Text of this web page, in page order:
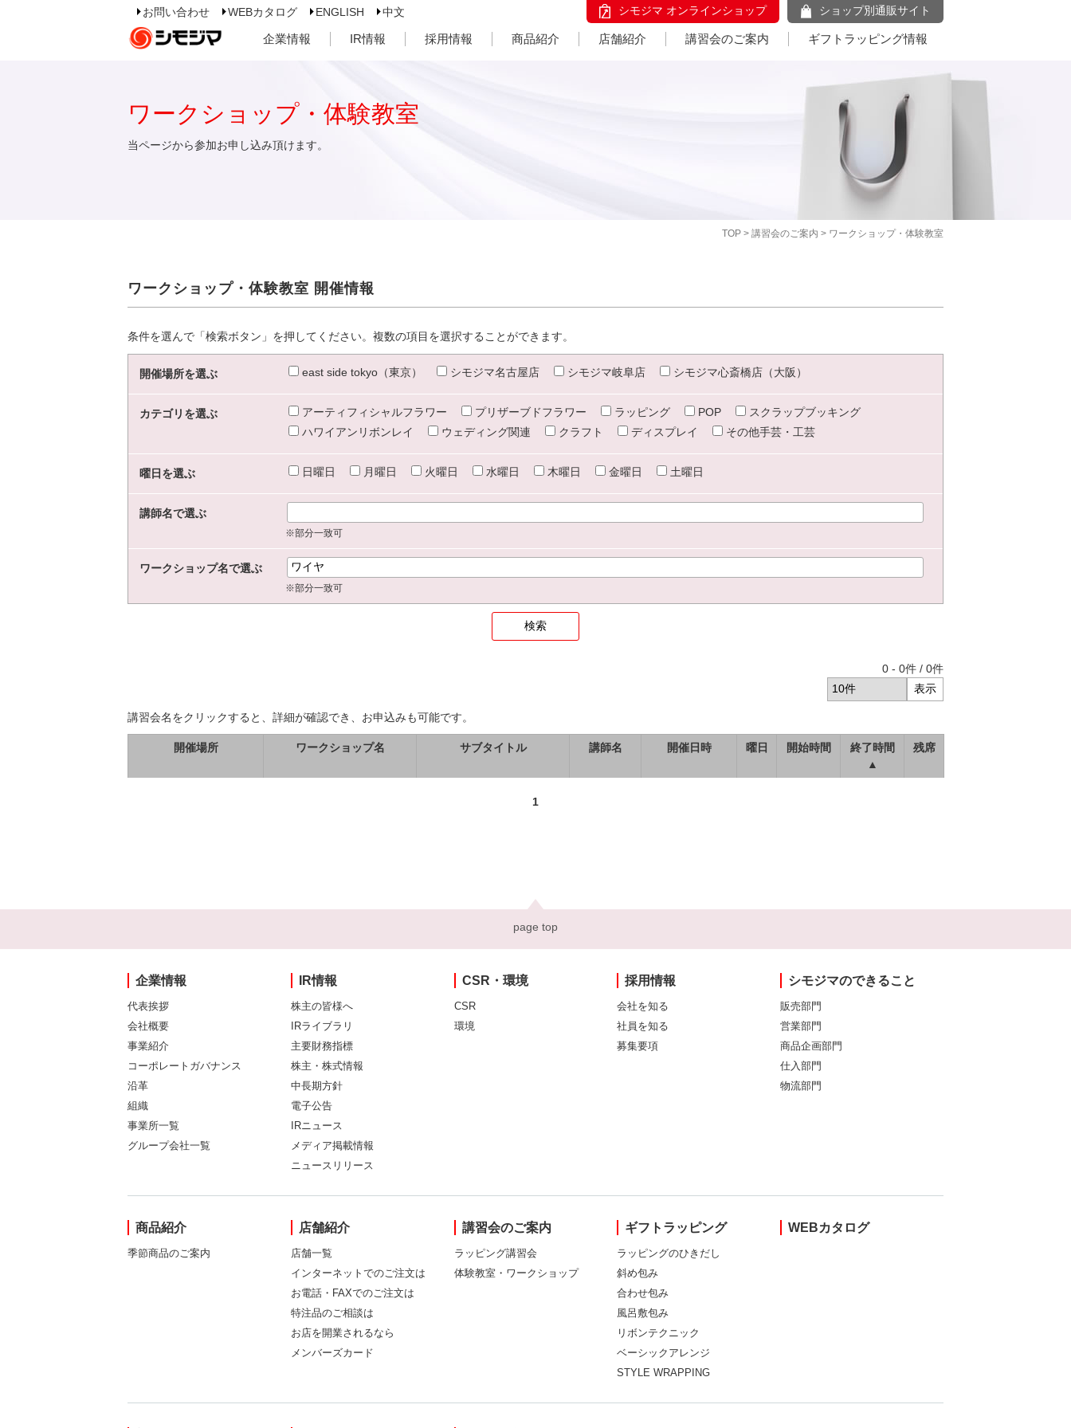
お問い合わせ WEBカタログ ENGLISH 中文 シモジマ オンラインショップ ショップ別通販サイト
企業情報 IR情報 採用情報 商品紹介 店舗紹介 講習会のご案内 ギフトラッピング情報
TOP > 講習会のご案内 > ワークショップ・体験教室
ワークショップ・体験教室
当ページから参加お申し込み頂けます。
ワークショップ・体験教室 開催情報
条件を選んで「検索ボタン」を押してください。複数の項目を選択することができます。
開催場所を選ぶ east side tokyo（東京） シモジマ名古屋店 シモジマ岐阜店 シモジマ心斎橋店（大阪）
カテゴリを選ぶ アーティフィシャルフラワー プリザーブドフラワー ラッピング POP
スクラップブッキング
ハワイアンリボンレイ
ウェディング関連 クラフト ディスプレイ その他手芸・工芸
曜日を選ぶ 日曜日 月曜日 火曜日 水曜日 木曜日 金曜日 土曜日
講師名で選ぶ
※部分一致可
ワークショップ名で選ぶ
※部分一致可
0 - 0件 / 0件
講習会名をクリックすると、詳細が確認でき、お申込みも可能です。
開催場所 ワークショップ名 サブタイトル 講師名 開催日時 曜日 開始時間
終了時間
▲
残席
1
page top
企業情報
代表挨拶
会社概要
事業紹介
コーポレートガバナンス
沿革
組織
事業所一覧
グループ会社一覧
IR情報
株主の皆様へ
IRライブラリ
主要財務指標
株主・株式情報
中長期方針
電子公告
IRニュース
メディア掲載情報
ニュースリリース
CSR・環境
CSR
環境
採用情報
会社を知る
社員を知る
募集要項
シモジマのできること
販売部門
営業部門
商品企画部門
仕入部門
物流部門
商品紹介
季節商品のご案内
店舗紹介
店舗一覧
インターネットでのご注文は
お電話・FAXでのご注文は
特注品のご相談は
お店を開業されるなら
メンバーズカード
講習会のご案内
ラッピング講習会
体験教室・ワークショップ
ギフトラッピング
ラッピングのひきだし
斜め包み
合わせ包み
風呂敷包み
リボンテクニック
ベーシックアレンジ
STYLE WRAPPING
WEBカタログ